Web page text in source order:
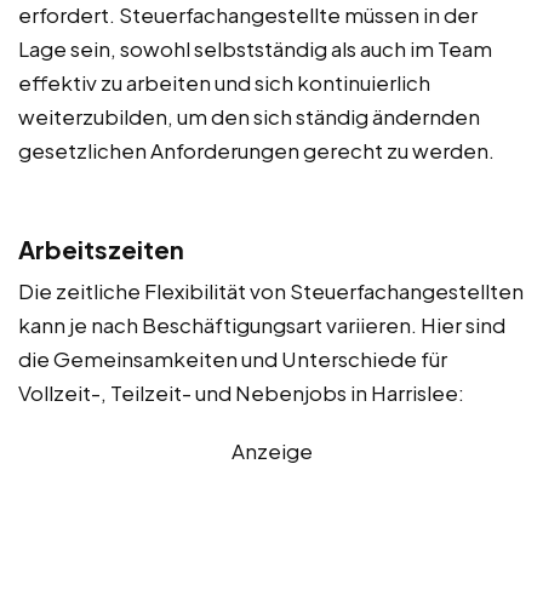
erfordert. Steuerfachangestellte müssen in der
Lage sein, sowohl selbstständig als auch im Team
effektiv zu arbeiten und sich kontinuierlich
weiterzubilden, um den sich ständig ändernden
gesetzlichen Anforderungen gerecht zu werden.
Arbeitszeiten
Die zeitliche Flexibilität von Steuerfachangestellten
kann je nach Beschäftigungsart variieren. Hier sind
die Gemeinsamkeiten und Unterschiede für
Vollzeit-, Teilzeit- und Nebenjobs in Harrislee:
Anzeige